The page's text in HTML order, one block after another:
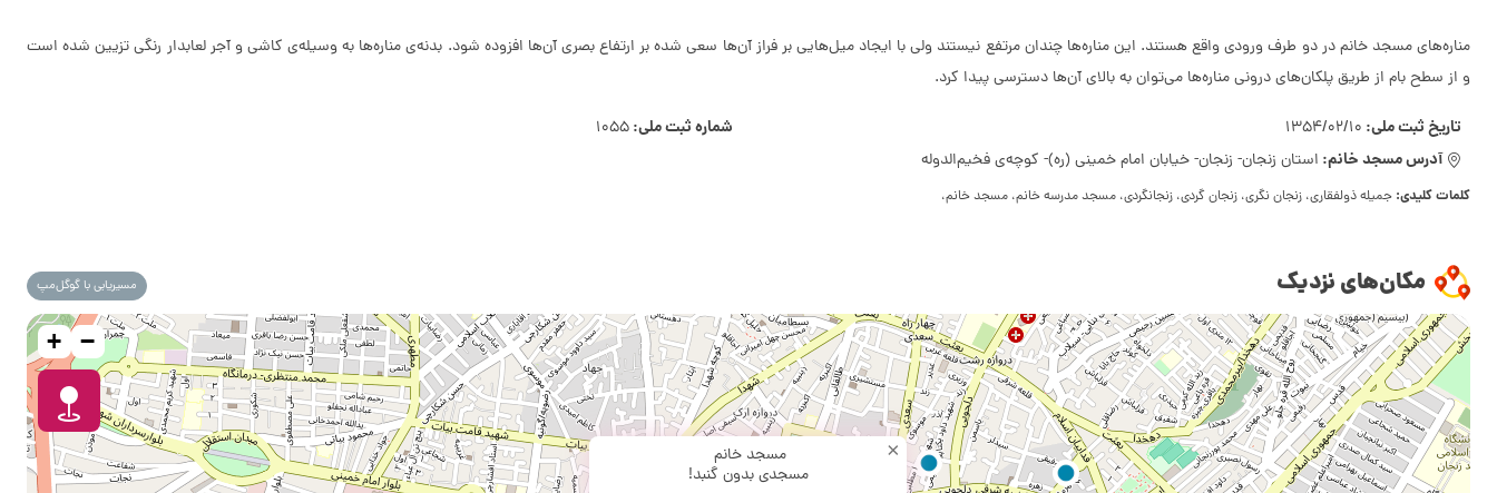
مناره‌های مسجد خانم در دو طرف ورودی واقع هستند. این مناره‌ها چندان مرتفع نیستند ولی با ایجاد میل‌هایی بر فراز آن‌ها سعی شده بر ارتفاع بصری آن‌ها افزوده شود. بدنه‌ی مناره‌ها به وسیله‌ی کاشی و آجر لعابدار رنگی تزیین شده است
و از سطح بام از طریق پلکان‌های درونی مناره‌ها می‌توان به بالای آن‌ها دسترسی پیدا کرد.
تاریخ ثبت ملی: 1354/02/10 شماره ثبت ملی:1055
آدرس مسجد خانم: استان زنجان- زنجان- خیابان امام خمینی (ره)- کوچه‌ی فخیم‌الدوله
کلمات کلیدی: جمیله ذولفقاری، زنجان نگری، زنجان گردی، زنجانگردی، مسجد مدرسه خانم، مسجد خانم،
مکان‌های نزدیک مسیریابی با گوگل‌مپ
مسجد خانم
مسجدی بدون گنبد!
×
+ −